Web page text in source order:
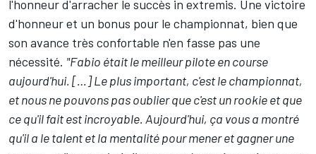
l'honneur d'arracher le succès in extremis. Une victoire
d'honneur et un bonus pour le championnat, bien que
son avance très confortable n'en fasse pas une
nécessité. "Fabio était le meilleur pilote en course
aujourd'hui. […] Le plus important, c'est le championnat,
et nous ne pouvons pas oublier que c'est un rookie et que
ce qu'il fait est incroyable. Aujourd'hui, ça vous a montré
qu'il a le talent et la mentalité pour mener et gagner une